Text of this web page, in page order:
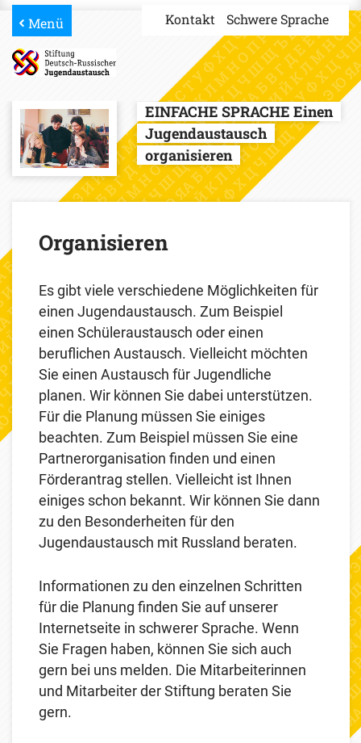
Menü Kontakt Schwere Sprache
EINFACHE SPRACHE Einen
Jugendaustausch
organisieren
Organisieren
Es gibt viele verschiedene Möglichkeiten für
einen Jugendaustausch. Zum Beispiel
einen Schüleraustausch oder einen
beruflichen Austausch. Vielleicht möchten
Sie einen Austausch für Jugendliche
planen. Wir können Sie dabei unterstützen.
Für die Planung müssen Sie einiges
beachten. Zum Beispiel müssen Sie eine
Partnerorganisation finden und einen
Förderantrag stellen. Vielleicht ist Ihnen
einiges schon bekannt. Wir können Sie dann
zu den Besonderheiten für den
Jugendaustausch mit Russland beraten.
Informationen zu den einzelnen Schritten
für die Planung finden Sie auf unserer
Internetseite in schwerer Sprache. Wenn
Sie Fragen haben, können Sie sich auch
gern bei uns melden. Die Mitarbeiterinnen
und Mitarbeiter der Stiftung beraten Sie
gern.